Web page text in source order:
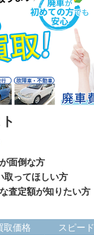
面倒な方
取ってほしい方
査定額が知りたい方
取価格 スピード